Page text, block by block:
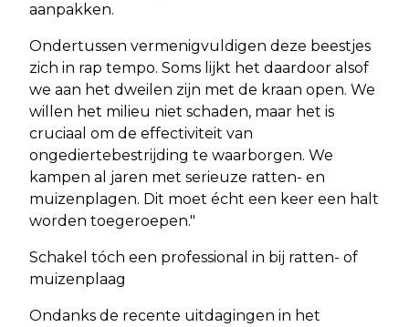
aanpakken.
Ondertussen vermenigvuldigen deze beestjes
zich in rap tempo. Soms lijkt het daardoor alsof
we aan het dweilen zijn met de kraan open. We
willen het milieu niet schaden, maar het is
cruciaal om de effectiviteit van
ongediertebestrijding te waarborgen. We
kampen al jaren met serieuze ratten- en
muizenplagen. Dit moet écht een keer een halt
worden toegeroepen."
Schakel tóch een professional in bij ratten- of
muizenplaag
Ondanks de recente uitdagingen in het